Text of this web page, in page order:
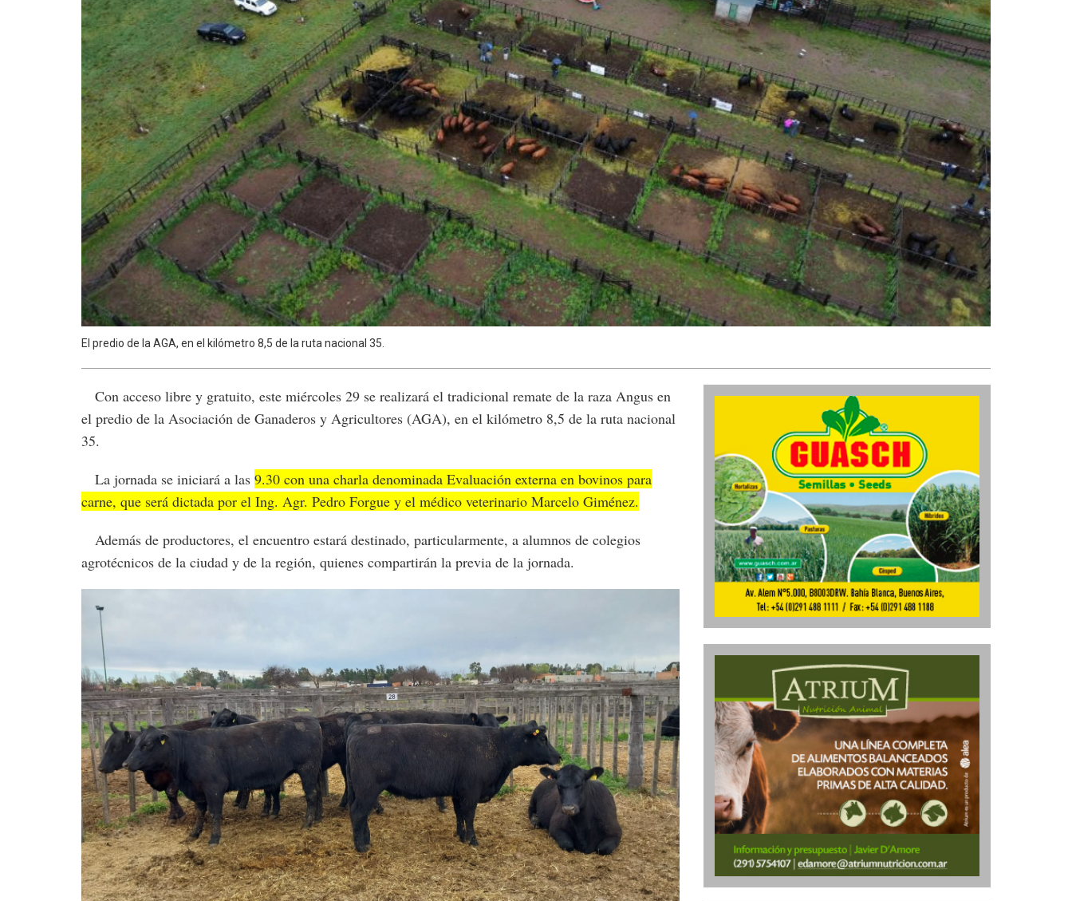
El predio de la AGA, en el kilómetro 8,5 de la ruta nacional 35.
Con acceso libre y gratuito, este miércoles 29 se realizará el tradicional remate de la raza Angus en
el predio de la Asociación de Ganaderos y Agricultores (AGA), en el kilómetro 8,5 de la ruta nacional
35.
La jornada se iniciará a las 9.30 con una charla denominada Evaluación externa en bovinos para
carne, que será dictada por el Ing. Agr. Pedro Forgue y el médico veterinario Marcelo Giménez.
Además de productores, el encuentro estará destinado, particularmente, a alumnos de colegios
agrotécnicos de la ciudad y de la región, quienes compartirán la previa de la jornada.